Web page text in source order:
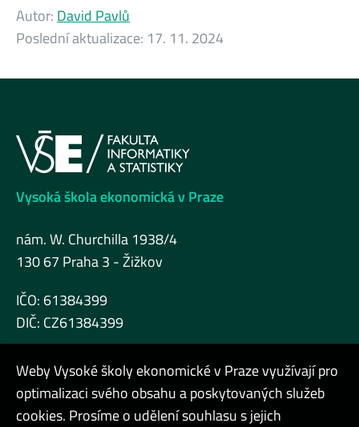
Autor: David Pavlů
Poslední aktualizace: 17. 11. 2024
Vysoká škola ekonomická v Praze
nám. W. Churchilla 1938/4
130 67 Praha 3 - Žižkov
IČO: 61384399
DIČ: CZ61384399
Weby Vysoké školy ekonomické v Praze využívají pro
optimalizaci svého obsahu a poskytovaných služeb
cookies. Prosíme o udělení souhlasu s jejich